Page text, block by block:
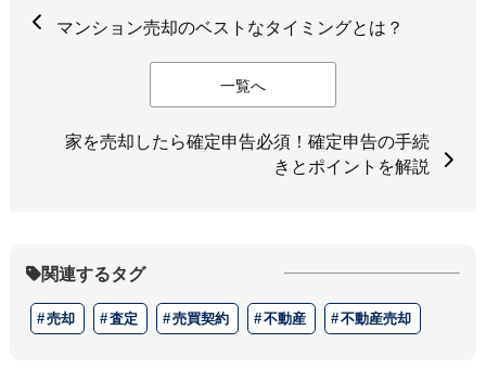
マンション売却のベストなタイミングとは？
一覧へ
家を売却したら確定申告必須！確定申告の手続
きとポイントを解説
関連するタグ
売却 査定 売買契約 不動産 不動産売却